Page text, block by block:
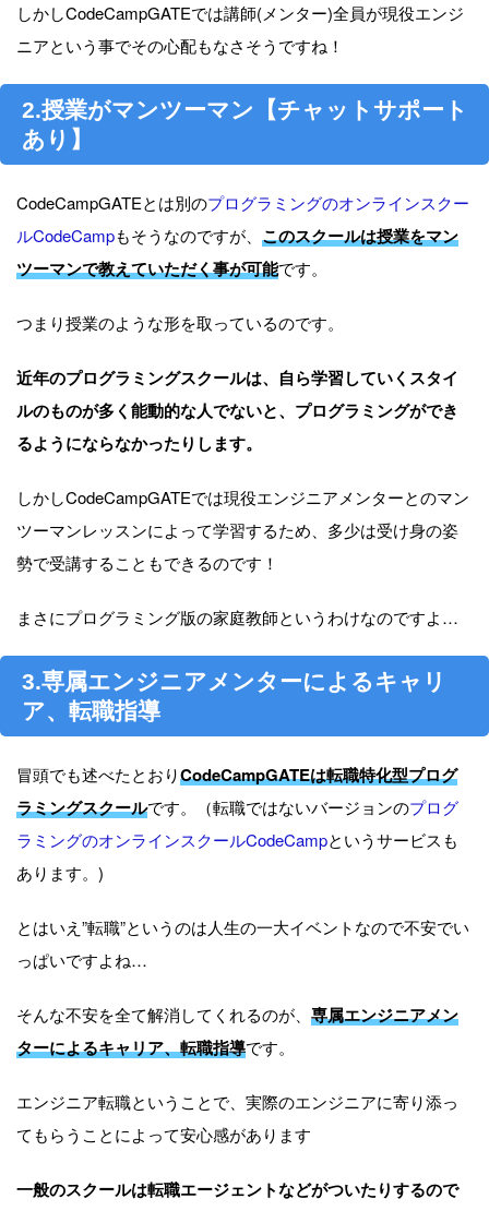
しかしCodeCampGATEでは講師(メンター)全員が現役エンジ
ニアという事でその心配もなさそうですね！
2.授業がマンツーマン【チャットサポート
あり】
CodeCampGATEとは別のプログラミングのオンラインスクー
ルCodeCampもそうなのですが、 このスクールは授業をマン
ツーマンで教えていただく事が可能です。
つまり授業のような形を取っているのです。
近年のプログラミングスクールは、自ら学習していくスタイ
ルのものが多く能動的な人でないと、プログラミングができ
るようにならなかったりします。
しかしCodeCampGATEでは現役エンジニアメンターとのマン
ツーマンレッスンによって学習するため、多少は受け身の姿
勢で受講することもできるのです！
まさにプログラミング版の家庭教師というわけなのですよ…
3.専属エンジニアメンターによるキャリ
ア、転職指導
冒頭でも述べたとおりCodeCampGATEは転職特化型プログ
ラミングスクールです。（転職ではないバージョンのプログ
ラミングのオンラインスクールCodeCampというサービスも
あります。)
とはいえ”転職”というのは人生の一大イベントなので不安でい
っぱいですよね…
そんな不安を全て解消してくれるのが、 専属エンジニアメン
ターによるキャリア、転職指導です。
エンジニア転職ということで、実際のエンジニアに寄り添っ
てもらうことによって安心感があります
一般のスクールは転職エージェントなどがついたりするので